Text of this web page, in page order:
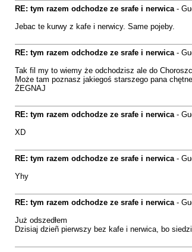
RE: tym razem odchodze ze srafe i nerwica-
Jebac te kurwy z kafe i nerwicy. Same pojeby.
RE: tym razem odchodze ze srafe i nerwica-
Tak fil my to wiemy że odchodzisz ale do
Może tam poznasz jakiegoś starszego pana
ŻEGNAJ
RE: tym razem odchodze ze srafe i nerwica-
XD
RE: tym razem odchodze ze srafe i nerwica-
Yhy
RE: tym razem odchodze ze srafe i nerwica-
Już odszedłem
Dzisiaj dzieñ pierwszy bez kafe i nerwica, bo